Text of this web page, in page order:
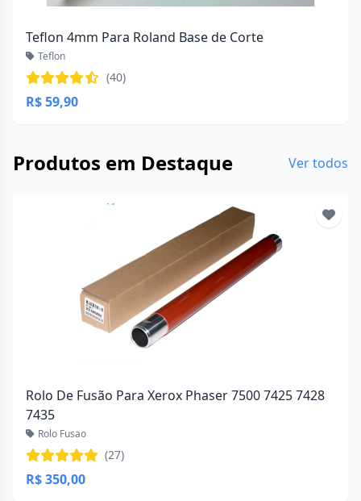
Teflon 4mm Para Roland Base de Corte
Teflon
(40)
R$ 59,90
Produtos em Destaque Ver todos
Rolo De Fusão Para Xerox Phaser 7500 7425 7428
7435
Rolo Fusao
(27)
R$ 350,00